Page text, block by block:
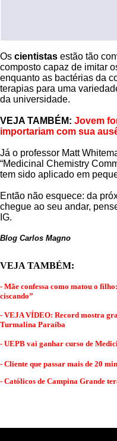
Os cientistas estão tão
composto capaz de imitar
enquanto as bactérias da
terapias para uma
da universidade.
VEJA TAMBÉM: Jovem
importariam com sua
Já o professor Matt
“Medicinal Chemistry
tem sido aplicado em
Então não esquece: da
chegue ao seu andar,
IG.
Blog Carlos Magno
VEJA TAMBÉM:
- Mãe confessa como matou o
ciscando”
- VEJA VÍDEO: Record mostra
Turmalina Paraíba
- UEPB vai ganhar curso de
- Cliente que passar mais de 20
- Católicos de Campina Grande